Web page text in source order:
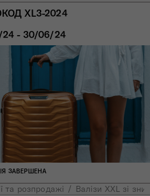
XL3-2024
24 - 30/06/24
ЗАВЕРШЕНА
та розпродажі Валізи XXL зі